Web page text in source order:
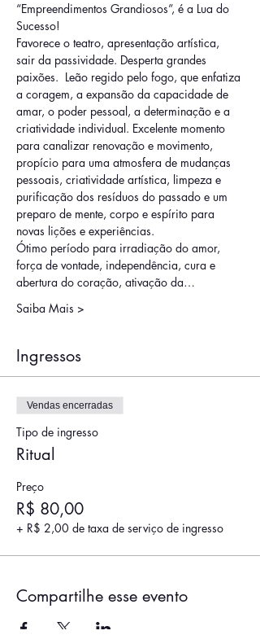
“Empreendimentos Grandiosos”, é a Lua do
Sucesso!
Favorece o teatro, apresentação artística,
sair da passividade. Desperta grandes
paixões.  Leão regido pelo fogo, que enfatiza
a coragem, a expansão da capacidade de
amar, o poder pessoal, a determinação e a
criatividade individual. Excelente momento
para canalizar renovação e movimento,
propício para uma atmosfera de mudanças
pessoais, criatividade artística, limpeza e
purificação dos resíduos do passado e um
preparo de mente, corpo e espírito para
novas lições e experiências.
Ótimo período para irradiação do amor,
força de vontade, independência, cura e
abertura do coração, ativação da…
Saiba Mais >
Ingressos
Vendas encerradas
Tipo de ingresso
Ritual
Preço
R$ 80,00
+ R$ 2,00 de taxa de serviço de ingresso
Compartilhe esse evento